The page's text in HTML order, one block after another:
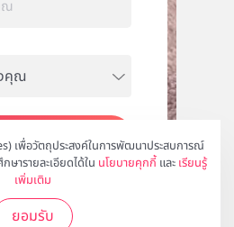
เพื่อวัตถุประสงค์ในการพัฒนาประสบการณ์
ษารายละเอียดได้ใน นโยบายคุกกี้ และ เรียนรู้
เพิ่มเติม
ยอมรับ
สมัคร